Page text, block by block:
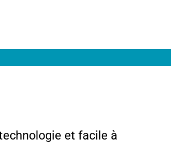
et facile à